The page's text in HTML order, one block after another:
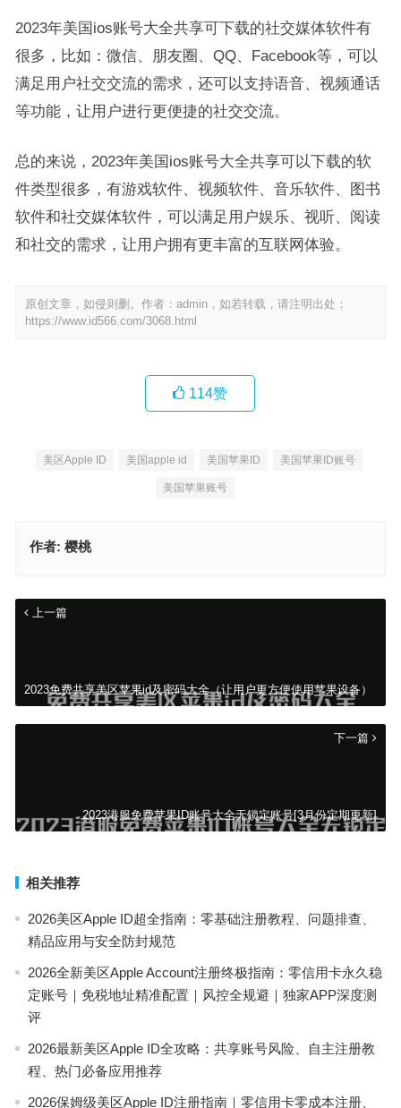
2023年美国ios账号大全共享可下载的社交媒体软件有
很多，比如：微信、朋友圈、QQ、Facebook等，可以
满足用户社交交流的需求，还可以支持语音、视频通话
等功能，让用户进行更便捷的社交交流。
总的来说，2023年美国ios账号大全共享可以下载的软
件类型很多，有游戏软件、视频软件、音乐软件、图书
软件和社交媒体软件，可以满足用户娱乐、视听、阅读
和社交的需求，让用户拥有更丰富的互联网体验。
原创文章，如侵则删。作者：admin，如若转载，请注明出处：
https://www.id566.com/3068.html
114赞
美区Apple ID 美国apple id 美国苹果ID 美国苹果ID账号
美国苹果账号
作者: 樱桃
上一篇
2023免费共享美区苹果id及密码大全（让用户更方便使用苹果设备）
下一篇
2023港服免费苹果ID账号大全无锁定账号[3月份定期更新]
相关推荐
2026美区Apple ID超全指南：零基础注册教程、问题排查、
精品应用与安全防封规范
2026全新美区Apple Account注册终极指南：零信用卡永久稳
定账号｜免税地址精准配置｜风控全规避｜独家APP深度测
评
2026最新美区Apple ID全攻略：共享账号风险、自主注册教
程、热门必备应用推荐
2026保姆级美区Apple ID注册指南｜零信用卡零成本注册、